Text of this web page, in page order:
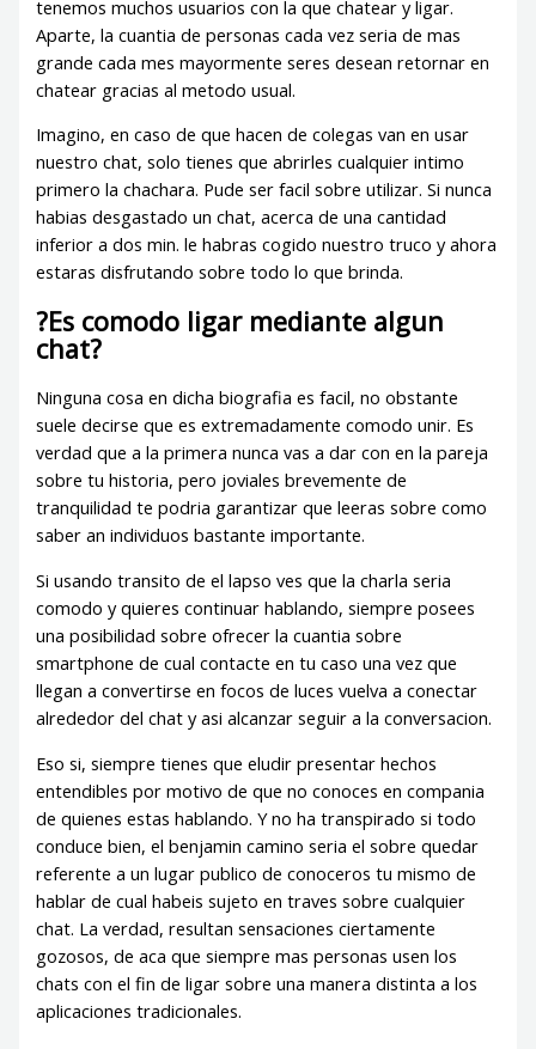
tenemos muchos usuarios con la que chatear y ligar.
Aparte, la cuantia de personas cada vez seri­a de mas
grande cada mes mayormente seres desean retornar en
chatear gracias al metodo usual.
Imagino, en caso de que hacen de colegas van en usar
nuestro chat, solo tienes que abrirles cualquier intimo
primero la chachara. Pude ser facil sobre utilizar. Si nunca
habias desgastado un chat, acerca de una cantidad
inferior a dos min. le habras cogido nuestro truco y ahora
estaras disfrutando sobre todo lo que brinda.
?Es comodo ligar mediante algun
chat?
Ninguna cosa en dicha biografia es facil, no obstante
suele decirse que es extremadamente comodo unir. Es
verdad que a la primera nunca vas a dar con en la pareja
sobre tu historia, pero joviales brevemente de
tranquilidad te podria garantizar que leeras sobre como
saber an individuos bastante importante.
Si usando transito de el lapso ves que la charla seri­a
comodo y quieres continuar hablando, siempre posees
una posibilidad sobre ofrecer la cuantia sobre
smartphone de cual contacte en tu caso una vez que
llegan a convertirse en focos de luces vuelva a conectar
alrededor del chat y asi alcanzar seguir a la conversacion.
Eso si, siempre tienes que eludir presentar hechos
entendibles por motivo de que no conoces en compania
de quienes estas hablando. Y no ha transpirado si todo
conduce bien, el benjamin camino seria el sobre quedar
referente a un lugar publico de conoceros tu mismo de
hablar de cual habeis sujeto en traves sobre cualquier
chat. La verdad, resultan sensaciones ciertamente
gozosos, de aca que siempre mas personas usen los
chats con el fin de ligar sobre una manera distinta a los
aplicaciones tradicionales.